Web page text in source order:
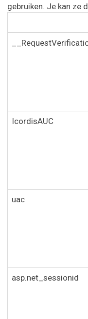
gebruiken. Je kan ze
IcordisAUC
uac
asp.net_sessionid